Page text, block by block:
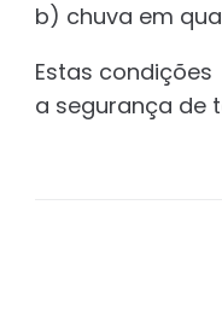
b) chuva em
Estas
a segurança de